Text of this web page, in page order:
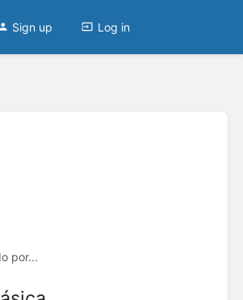
Sign up Log in
por...